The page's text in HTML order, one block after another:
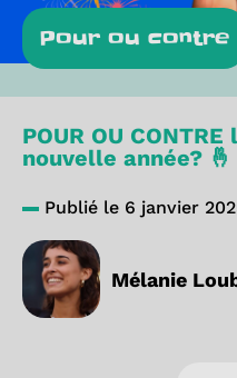
Pour ou contre
POUR OU
nouvelle année? 🤞
Publié le 6 janvier
Mélanie